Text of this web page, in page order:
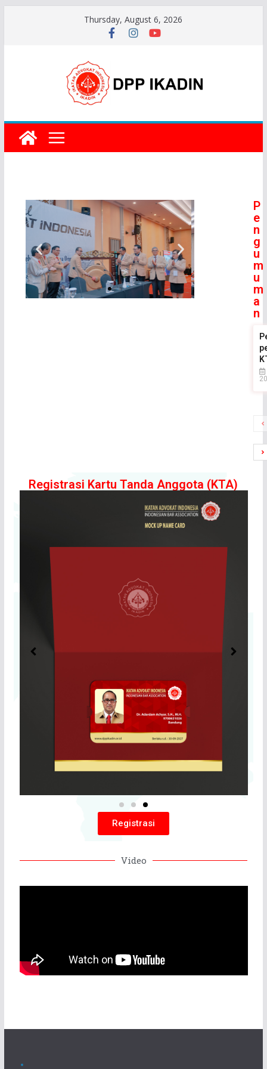
Thursday, August 6, 2026
P
e
n
g
u
m
u
m
a
n
Registrasi Kartu Tanda Anggota (KTA)
Registrasi
Video